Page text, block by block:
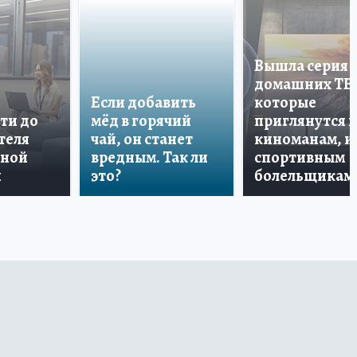
до
Если добавить
мёд в горячий
чай, он станет
вредным. Так ли
это?
Вышла серия
домашних ТВ,
которые
приглянутся и
киноманам, и
спортивным
болельщикам